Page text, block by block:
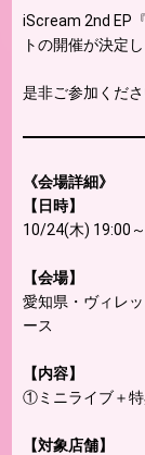
iScream 2nd EP
トの開催が決定
是非ご参加くださ
《会場詳細》
【日時】
10/24(木) 19:00～
【会場】
愛知県・ヴィレ
ース
【内容】
①ミニライブ＋
【対象店舗】